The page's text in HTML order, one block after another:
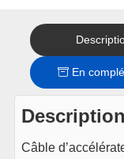
En
Description
Câble